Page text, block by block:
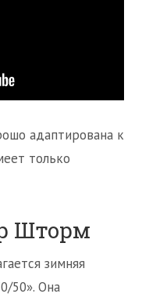
адаптирована к
только
Шторм
зимняя
50». Она